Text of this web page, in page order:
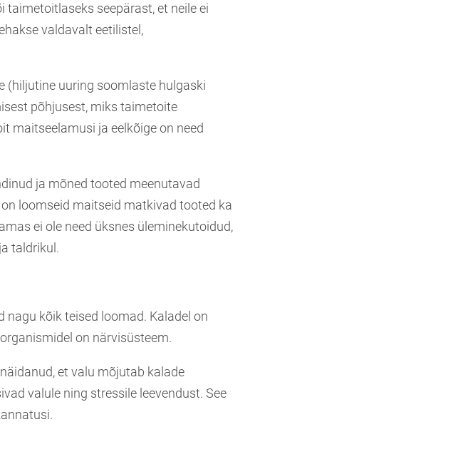
taimetoitlaseks seepärast, et neile ei
valdavalt eetilistel,
(hiljutine uuring soomlaste hulgaski
põhjusest, miks taimetoite
maitseelamusi ja eelkõige on need
ja mõned tooted meenutavad
loomseid maitseid matkivad tooted ka
ei ole need üksnes üleminekutoidud,
taldrikul.
kõik teised loomad. Kaladel on
on närvisüsteem.
et valu mõjutab kalade
valule ning stressile leevendust. See